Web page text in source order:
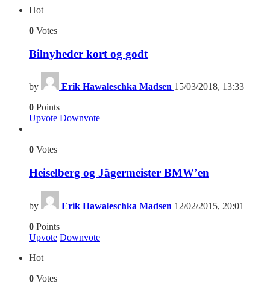
Hot
0 Votes
Bilnyheder kort og godt
by Erik Hawaleschka Madsen 15/03/2018, 13:33
0 Points
Upvote Downvote
0 Votes
Heiselberg og Jägermeister BMW’en
by Erik Hawaleschka Madsen 12/02/2015, 20:01
0 Points
Upvote Downvote
Hot
0 Votes